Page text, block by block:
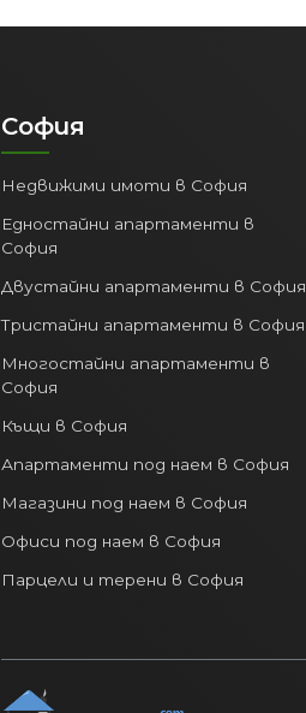
София
Недвижими имоти в София
Едностайни апартаменти в
София
Двустайни апартаменти в София
Тристайни апартаменти в София
Многостайни апартаменти в
София
Къщи в София
Апартаменти под наем в София
Магазини под наем в София
Офиси под наем в София
Парцели и терени в София